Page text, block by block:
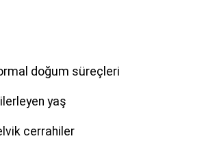
doğum süreçleri
yaş
cerrahiler